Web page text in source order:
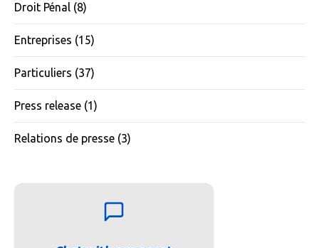
Droit Pénal (8)
Entreprises (15)
Particuliers (37)
Press release (1)
Relations de presse (3)